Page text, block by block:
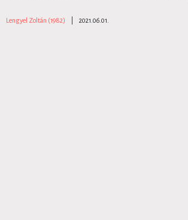
Lengyel Zoltán (1982) 2021.06.01.